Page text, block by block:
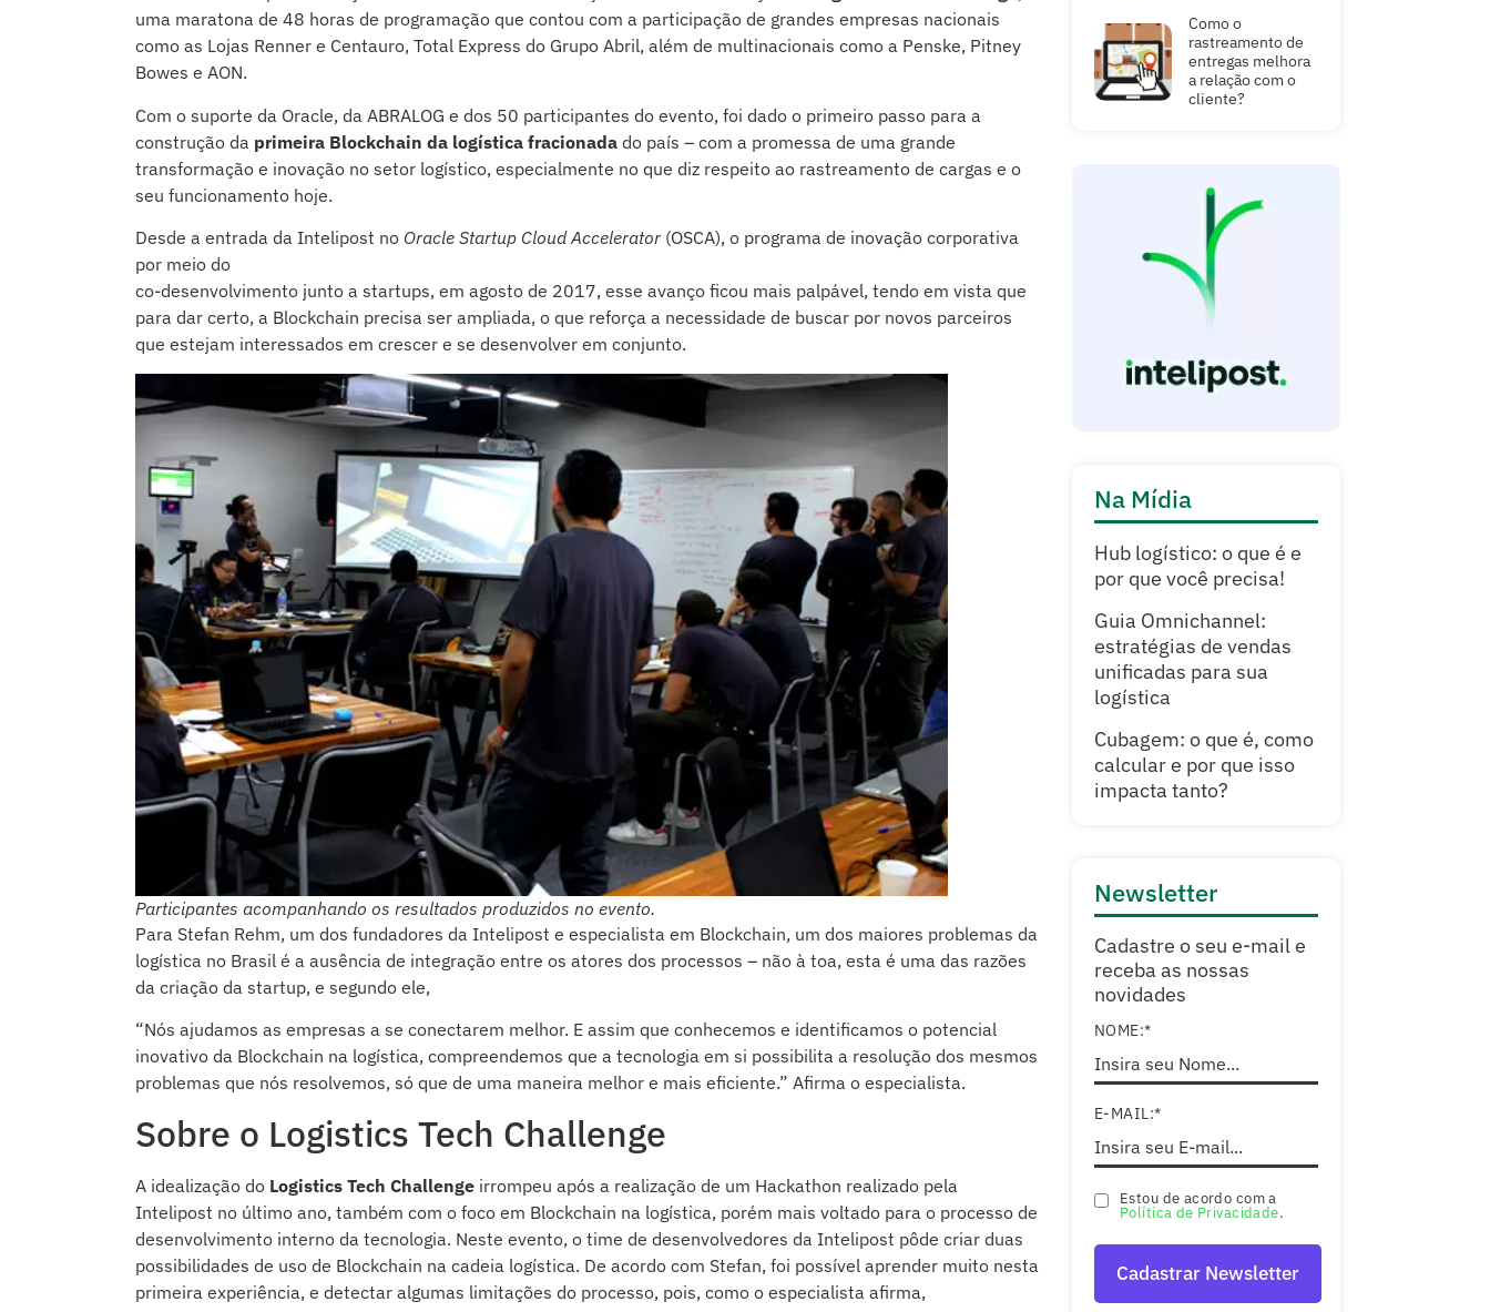
uma maratona de 48 horas de programação que contou com a participação de grandes empresas nacionais
como as Lojas Renner e Centauro, Total Express do Grupo Abril, além de multinacionais como a Penske, Pitney
Bowes e AON.
Com o suporte da Oracle, da ABRALOG e dos 50 participantes do evento, foi dado o primeiro passo para a
construção da primeira Blockchain da logística fracionada do país – com a promessa de uma grande
transformação e inovação no setor logístico, especialmente no que diz respeito ao rastreamento de cargas e o
seu funcionamento hoje.
Desde a entrada da Intelipost no Oracle Startup Cloud Accelerator (OSCA), o programa de inovação corporativa
por meio do
co-desenvolvimento junto a startups, em agosto de 2017, esse avanço ficou mais palpável, tendo em vista que
para dar certo, a Blockchain precisa ser ampliada, o que reforça a necessidade de buscar por novos parceiros
que estejam interessados em crescer e se desenvolver em conjunto.
Participantes acompanhando os resultados produzidos no evento.
Para Stefan Rehm, um dos fundadores da Intelipost e especialista em Blockchain, um dos maiores problemas da
logística no Brasil é a ausência de integração entre os atores dos processos – não à toa, esta é uma das razões
da criação da startup, e segundo ele,
“Nós ajudamos as empresas a se conectarem melhor. E assim que conhecemos e identificamos o potencial
inovativo da Blockchain na logística, compreendemos que a tecnologia em si possibilita a resolução dos mesmos
problemas que nós resolvemos, só que de uma maneira melhor e mais eficiente.” Afirma o especialista.
Sobre o Logistics Tech Challenge
A idealização do Logistics Tech Challenge irrompeu após a realização de um Hackathon realizado pela
Intelipost no último ano, também com o foco em Blockchain na logística, porém mais voltado para o processo de
desenvolvimento interno da tecnologia. Neste evento, o time de desenvolvedores da Intelipost pôde criar duas
possibilidades de uso de Blockchain na cadeia logística. De acordo com Stefan, foi possível aprender muito nesta
primeira experiência, e detectar algumas limitações do processo, pois, como o especialista afirma,
Como o
rastreamento de
entregas melhora
a relação com o
cliente?
Na Mídia
Hub logístico: o que é e
por que você precisa!
Guia Omnichannel:
estratégias de vendas
unificadas para sua
logística
Cubagem: o que é, como
calcular e por que isso
impacta tanto?
Newsletter
Cadastre o seu e-mail e
receba as nossas
novidades
NOME:*
E-MAIL:*
Estou de acordo com a
Política de Privacidade